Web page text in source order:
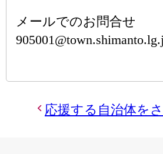
メールでのお問合せ
応援する自治体を